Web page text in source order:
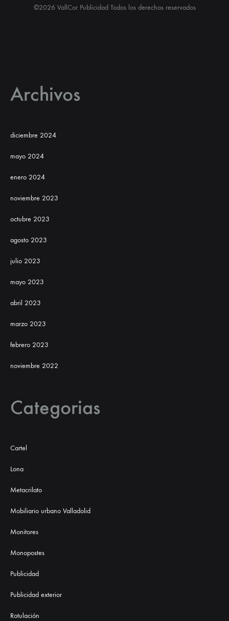
©2026 VallCor Publicidad Todos los derechos reservados
Archivos
diciembre 2024
mayo 2024
enero 2024
noviembre 2023
octubre 2023
agosto 2023
julio 2023
mayo 2023
abril 2023
marzo 2023
febrero 2023
noviembre 2022
Categorias
Cartel
Lona
Metacrilato
Mobiliario urbano Valladolid
Monitores
Monopostes
Publicidad
Publicidad exterior
Rotulación